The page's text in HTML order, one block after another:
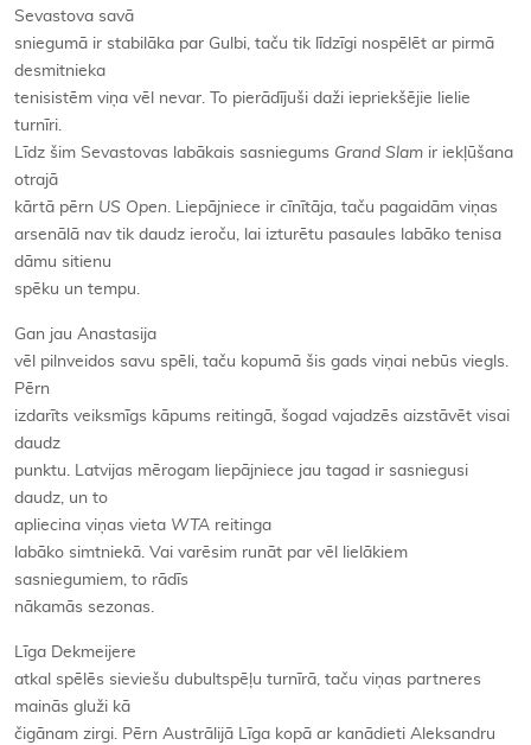
Sevastova savā
sniegumā ir stabilāka par Gulbi, taču tik līdzīgi nospēlēt ar pirmā
desmitnieka
tenisistēm viņa vēl nevar. To pierādījuši daži iepriekšējie lielie
turnīri.
Līdz šim Sevastovas labākais sasniegums Grand Slam ir iekļūšana
otrajā
kārtā pērn US Open. Liepājniece ir cīnītāja, taču pagaidām viņas
arsenālā nav tik daudz ieroču, lai izturētu pasaules labāko tenisa
dāmu sitienu
spēku un tempu.
Gan jau Anastasija
vēl pilnveidos savu spēli, taču kopumā šis gads viņai nebūs viegls.
Pērn
izdarīts veiksmīgs kāpums reitingā, šogad vajadzēs aizstāvēt visai
daudz
punktu. Latvijas mērogam liepājniece jau tagad ir sasniegusi
daudz, un to
apliecina viņas vieta WTA reitinga
labāko simtniekā. Vai varēsim runāt par vēl lielākiem
sasniegumiem, to rādīs
nākamās sezonas.
Līga Dekmeijere
atkal spēlēs sieviešu dubultspēļu turnīrā, taču viņas partneres
mainās gluži kā
čigānam zirgi. Pērn Austrālijā Līga kopā ar kanādieti Aleksandru